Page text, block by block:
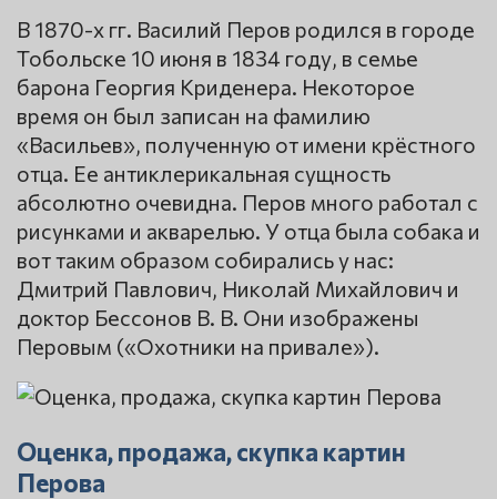
В 1870-х гг. Василий Перов родился в городе
Тобольске 10 июня в 1834 году, в семье
барона Георгия Криденера. Некоторое
время он был записан на фамилию
«Васильев», полученную от имени крёстного
отца. Ее антиклерикальная сущность
абсолютно очевидна. Перов много работал с
рисунками и акварелью. У отца была собака и
вот таким образом собирались у нас:
Дмитрий Павлович, Николай Михайлович и
доктор Бессонов В. В. Они изображены
Перовым («Охотники на привале»).
Оценка, продажа, скупка картин
Перова